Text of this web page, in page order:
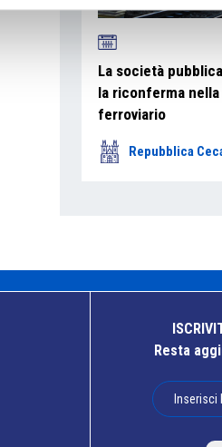
La società
la riconferma
ferroviario
Repubblica
Resta